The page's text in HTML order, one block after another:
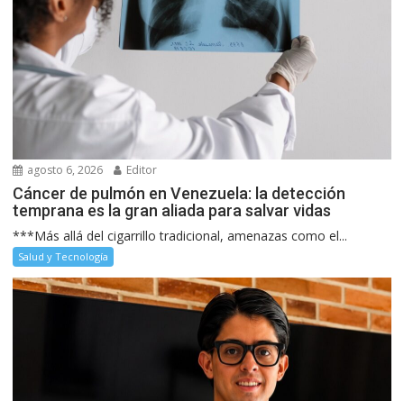
agosto 6, 2026 Editor
Cáncer de pulmón en Venezuela: la detección
temprana es la gran aliada para salvar vidas
***Más allá del cigarrillo tradicional, amenazas como el...
Salud y Tecnología